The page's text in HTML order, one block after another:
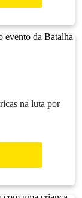
na luta por